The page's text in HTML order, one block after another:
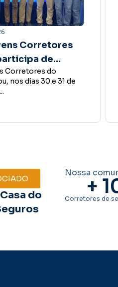
Seguro
é a base
econômico
contratar
crédito ou abrir um
que fazem
do
Nossa
+
Corretores de